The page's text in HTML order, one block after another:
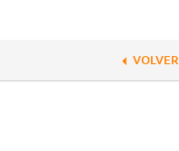
VOLVER